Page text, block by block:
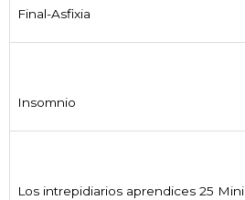
Final-Asfixia
Insomnio
Los intrepidiarios aprendices 25 Mini